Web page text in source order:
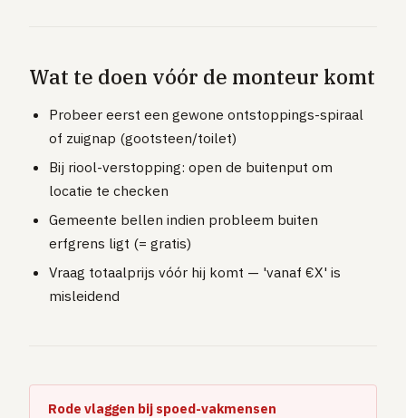
Wat te doen vóór de monteur komt
Probeer eerst een gewone ontstoppings-spiraal
of zuignap (gootsteen/toilet)
Bij riool-verstopping: open de buitenput om
locatie te checken
Gemeente bellen indien probleem buiten
erfgrens ligt (= gratis)
Vraag totaalprijs vóór hij komt — 'vanaf €X' is
misleidend
Rode vlaggen bij spoed-vakmensen